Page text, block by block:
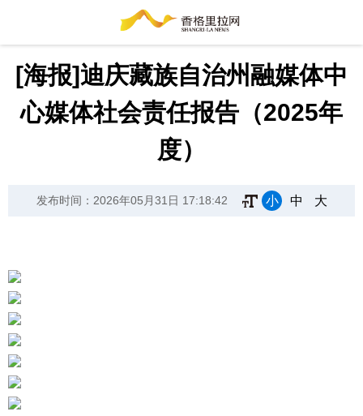
[海报]迪庆藏族自治州融媒体中
心媒体社会责任报告（2025年
度）
发布时间：2026年05月31日 17:18:42 小 中 大